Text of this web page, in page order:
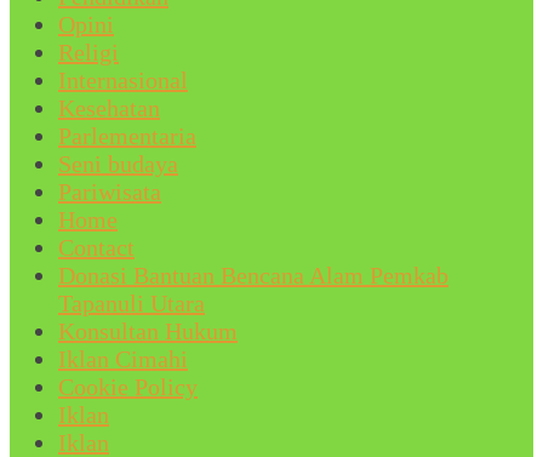
Opini
Religi
Internasional
Kesehatan
Parlementaria
Seni budaya
Pariwisata
Home
Contact
Donasi Bantuan Bencana Alam Pemkab
Tapanuli Utara
Konsultan Hukum
Iklan Cimahi
Cookie Policy
Iklan
Iklan